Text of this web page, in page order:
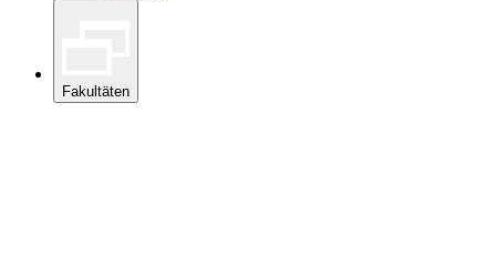
Fakultäten